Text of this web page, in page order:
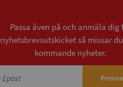
Passa även på och anmäla dig
nyhetsbrevsutskicket så missar
kommande nyheter.